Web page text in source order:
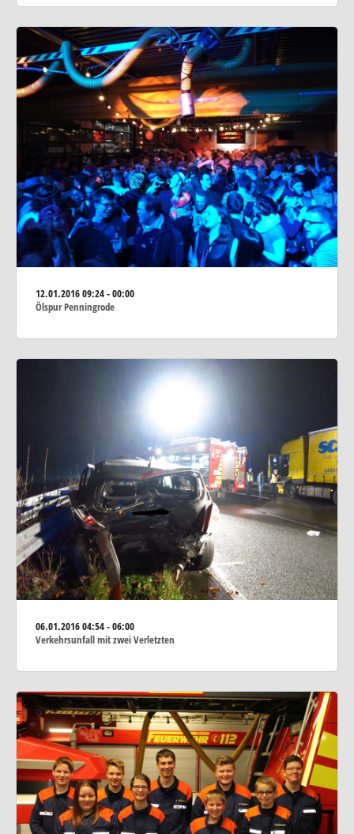
12.01.201609:24 - 00:00
Ölspur Penningrode
06.01.201604:54 - 06:00
Verkehrsunfall mit zwei Verletzten